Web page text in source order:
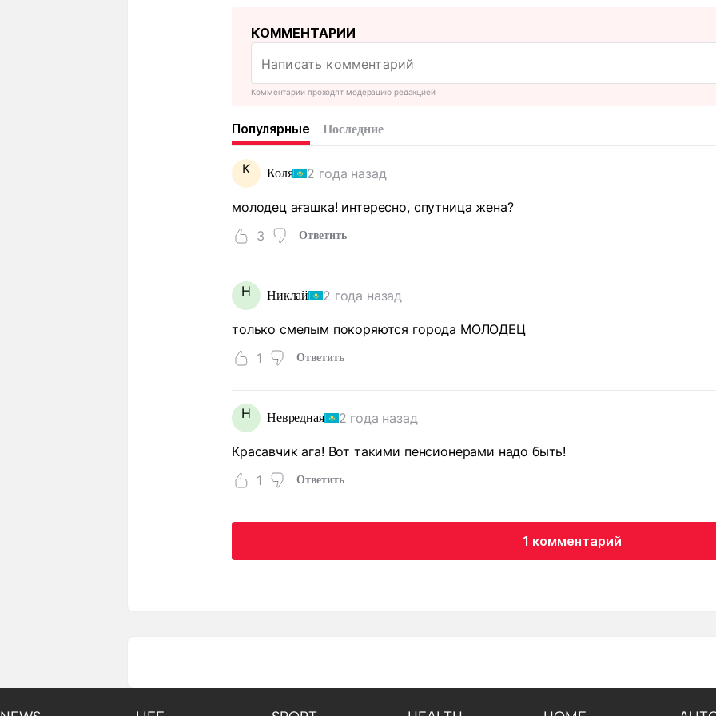
КОММЕНТАРИИ
Комментарии проходят модерацию редакцией
Популярные Последние
К Коля 2 года назад
молодец ағашка! интересно, спутница жена?
3
Ответить
Н Никлай 2 года назад
только смелым покоряются города МОЛОДЕЦ
1
Ответить
Н Невредная 2 года назад
Красавчик ага! Вот такими пенсионерами надо быть!
1
Ответить
1 комментарий